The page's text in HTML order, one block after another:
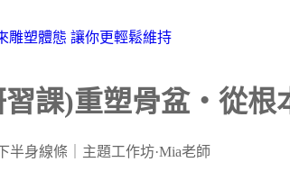
雕塑體態 讓你更輕鬆維持
習課)重塑骨盆・從
半身線條｜主題工作坊·Mia老師